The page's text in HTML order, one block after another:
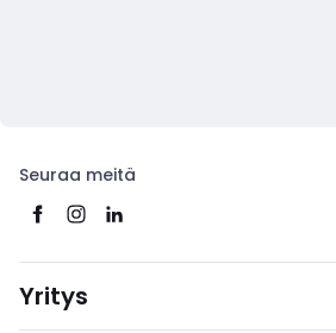
Seuraa meitä
Yritys